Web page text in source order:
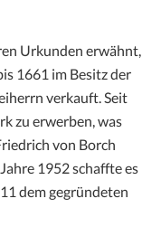
Urkunden erwähnt,
1661 im Besitz der
verkauft. Seit
zu erwerben, was
von Borch
1952 schaffte es
dem gegründeten